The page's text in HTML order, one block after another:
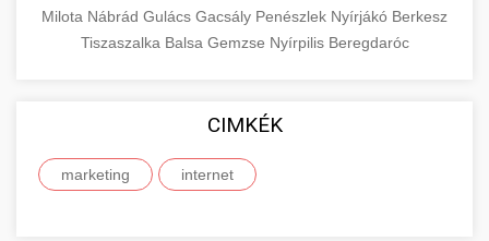
checkmydentist.com
Discover how AI-driven marketing strategies
increased patient registrations by 150%.
life3.net AI marketing results
🎯 Praxis Felfuttatása +
practice. Proven strategies for patient
acquisition, retention, and practice
development.
Növekedés
Milota Nábrád Gulács Gacsály Penészlek Nyírjákó Berkesz
Tiszaszalka Balsa Gemzse Nyírpilis Beregdaróc
CIMKÉK
marketing internet